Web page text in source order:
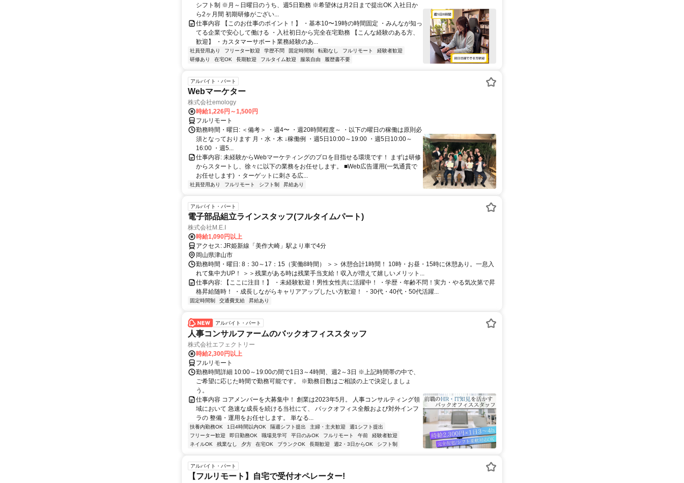
シフト制 ※月～日曜日のうち、週5日勤務 ※希望休は月2日まで提出OK 入社日か
ら2ヶ月間 初期研修がござい...
仕事内容 【このお仕事のポイント！】 ・基本10〜19時の時間固定 ・みんなが知っ
てる企業で安心して働ける ・入社初日から完全在宅勤務 【こんな経験のある方、
歓迎】 ・カスタマーサポート業務経験のあ...
社員登用あり フリーター歓迎 学歴不問 固定時間制 転勤なし フルリモート
経験者歓迎
研修あり
在宅OK 長期歓迎 フルタイム歓迎 服装自由 履歴書不要
アルバイト・パート
Webマーケター
株式会社emology
時給1,226円～1,500円
フルリモート
勤務時間・曜日: ＜備考＞ ・週4〜 ・週20時間程度～ ・以下の曜日の稼働は原則必
須となっております 月・水・木 ↓稼働例 ・週5日10:00～19:00 ・週5日10:00～
16:00 ・週5...
仕事内容: 未経験からWebマーケティングのプロを目指せる環境です！ まずは研修
からスタートし、徐々に以下の業務をお任せします。 ■Web広告運用(一気通貫で
お任せします) ・ターゲットに刺さる広...
社員登用あり フルリモート シフト制 昇給あり
アルバイト・パート
電子部品組立ラインスタッフ(フルタイムパート)
株式会社M.E.I
時給1,090円以上
アクセス: JR姫新線「美作大崎」駅より車で4分
岡山県津山市
勤務時間・曜日: 8：30～17：15（実働8時間） ＞＞ 休憩合計1時間！ 10時・お昼・15時に休憩あり。一息入
れて集中力UP！ ＞＞残業がある時は残業手当支給！収入が増えて嬉しいメリット...
仕事内容: 【ここに注目！】 ・未経験歓迎！男性女性共に活躍中！ ・学歴・年齢不問！実力・やる気次第で昇
格昇給随時！ ・成長しながらキャリアアップしたい方歓迎！ ・30代・40代・50代活躍...
固定時間制 交通費支給 昇給あり
アルバイト・パート
人事コンサルファームのバックオフィススタッフ
株式会社エフェクトリー
時給2,300円以上
フルリモート
勤務時間詳細 10:00～19:00の間で1日3～4時間、週2～3日 ※上記時間帯の中で、
ご希望に応じた時間で勤務可能です。 ※勤務日数はご相談の上で決定しましょ
う。
仕事内容 コアメンバーを大募集中！ 創業は2023年5月。 人事コンサルティング領
域において 急速な成長を続ける当社にて、 バックオフィス全般および対外インフ
ラの 整備・運用をお任せします。 単なる...
扶養内勤務OK 1日4時間以内OK 隔週シフト提出 主婦・主夫歓迎
週1シフト提出
フリーター歓迎
即日勤務OK 職場見学可 平日のみOK フルリモート 午前
経験者歓迎
ネイルOK
残業なし 夕方 在宅OK ブランクOK 長期歓迎 週2・3日からOK シフト制
アルバイト・パート
【フルリモート】自宅で受付オペレーター!